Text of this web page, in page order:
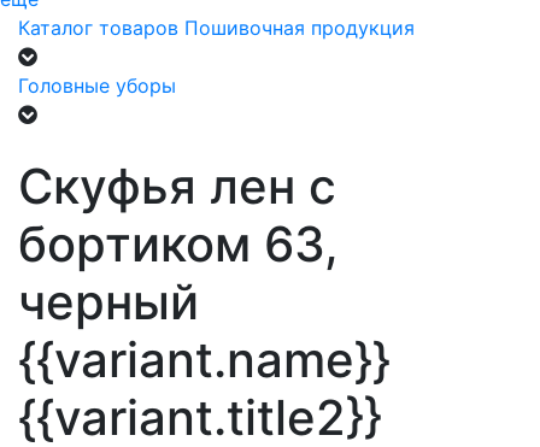
Каталог товаров Пошивочная продукция
Головные уборы
Скуфья лен с
бортиком 63,
черный
{{variant.name}}
{{variant.title2}}